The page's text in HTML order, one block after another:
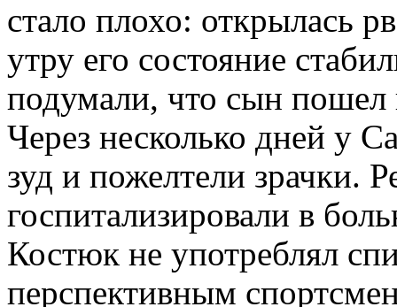
стало плохо: открылась
утру его состояние
подумали, что сын пошел
Через несколько дней у
зуд и пожелтели зрачки.
госпитализировали в
Костюк не употреблял
перспективным